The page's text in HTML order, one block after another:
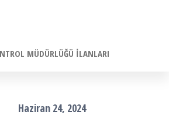
MÜDÜRLÜĞÜ İLANLARI
Haziran 24, 2024